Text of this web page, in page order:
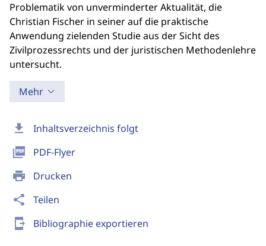
download Inhaltsverzeichnis folgt
picture_as_pdf PDF-Flyer
print Drucken
share Teilen
send_to_mobile Bibliographie exportieren
Problematik von unverminderter Aktualität, die
Christian Fischer in seiner auf die praktische
Anwendung zielenden Studie aus der Sicht des
Zivilprozessrechts und der juristischen Methodenlehre
untersucht.
Mehr